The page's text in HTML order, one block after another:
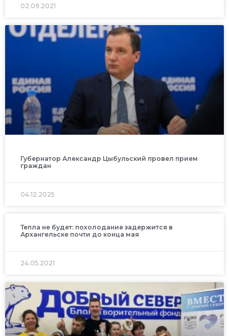
02.09.2021
Губернатор Александр Цыбульский провел прием
граждан
04.12.2025
Тепла не будет: похолодание задержится в
Архангельске почти до конца мая
24.05.2021